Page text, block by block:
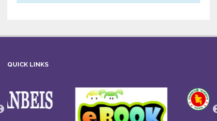
QUICK LINKS